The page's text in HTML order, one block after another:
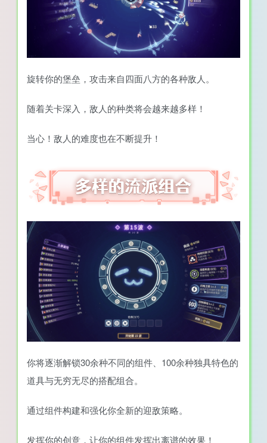
旋转你的堡垒，攻击来自四面八方的各种敌人。
随着关卡深入，敌人的种类将会越来越多样！
当心！敌人的难度也在不断提升！
你将逐渐解锁30余种不同的组件、100余种独具特色的
道具与无穷无尽的搭配组合。
通过组件构建和强化你全新的迎敌策略。
发挥你的创意，让你的组件发挥出离谱的效果！